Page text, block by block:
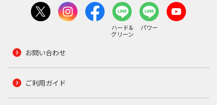
ハード&
グリーン
パワー
お問い合わせ
ご利用ガイド